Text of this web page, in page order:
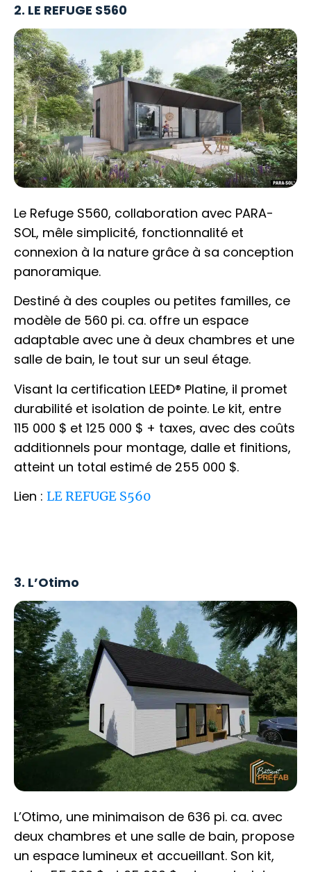
2. LE REFUGE S560
Le Refuge S560, collaboration avec PARA-
SOL, mêle simplicité, fonctionnalité et
connexion à la nature grâce à sa conception
panoramique.
Destiné à des couples ou petites familles, ce
modèle de 560 pi. ca. offre un espace
adaptable avec une à deux chambres et une
salle de bain, le tout sur un seul étage.
Visant la certification LEED® Platine, il promet
durabilité et isolation de pointe. Le kit, entre
115 000 $ et 125 000 $ + taxes, avec des coûts
additionnels pour montage, dalle et finitions,
atteint un total estimé de 255 000 $.
Lien : LE REFUGE S560
3. L’Otimo
L’Otimo, une minimaison de 636 pi. ca. avec
deux chambres et une salle de bain, propose
un espace lumineux et accueillant. Son kit,